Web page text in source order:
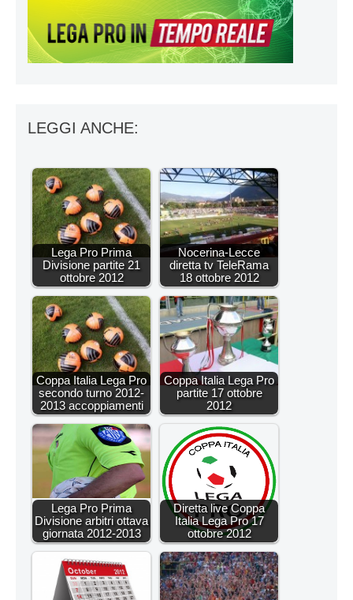
LEGGI ANCHE:
Lega Pro Prima
Divisione partite 21
ottobre 2012
Nocerina-Lecce
diretta tv TeleRama
18 ottobre 2012
Coppa Italia Lega Pro
secondo turno 2012-
2013 accoppiamenti
Coppa Italia Lega Pro
partite 17 ottobre
2012
Lega Pro Prima
Divisione arbitri ottava
giornata 2012-2013
Diretta live Coppa
Italia Lega Pro 17
ottobre 2012